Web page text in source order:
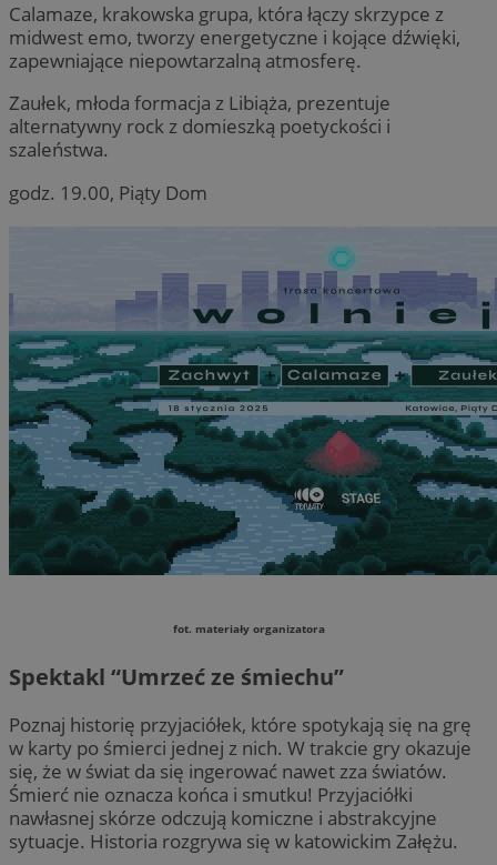
Calamaze, krakowska grupa, która łączy skrzypce z
midwest emo, tworzy energetyczne i kojące dźwięki,
zapewniające niepowtarzalną atmosferę.
Zaułek, młoda formacja z Libiąża, prezentuje
alternatywny rock z domieszką poetyckości i
szaleństwa.
godz. 19.00, Piąty Dom
fot. materiały organizatora
Spektakl “Umrzeć ze śmiechu”
Poznaj historię przyjaciółek, które spotykają się na grę
w karty po śmierci jednej z nich. W trakcie gry okazuje
się, że w świat da się ingerować nawet zza światów.
Śmierć nie oznacza końca i smutku! Przyjaciółki
nawłasnej skórze odczują komiczne i abstrakcyjne
sytuacje. Historia rozgrywa się w katowickim Załężu.